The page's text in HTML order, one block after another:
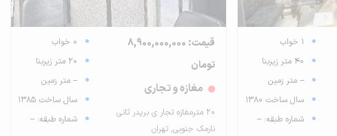
1 خواب
40 متر زیربنا
-- متر زمین
سال ساخت 1380
شماره طبقه: --
قیمت: 8,900,000,000
تومان
مغازه و تجاری
۲۰ مترمغازه تجار ی برپدر ثانی
نارمک جنوبی, تهران
0 خواب
20 متر زیربنا
-- متر زمین
سال ساخت 1385
شماره طبقه: --